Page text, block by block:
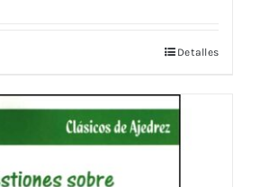
Detalles